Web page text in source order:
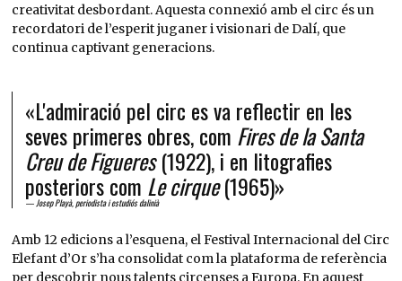
creativitat desbordant. Aquesta connexió amb el circ és un
recordatori de l’esperit juganer i visionari de Dalí, que
continua captivant generacions.
«L'admiració pel circ es va reflectir en les
seves primeres obres, com Fires de la Santa
Creu de Figueres(1922), i en litografies
posteriors com Le cirque(1965)»
Josep Playà, periodista i estudiós dalinià
Amb 12 edicions a l’esquena, el Festival Internacional del Circ
Elefant d’Or s’ha consolidat com la plataforma de referència
per descobrir nous talents circenses a Europa. En aquest